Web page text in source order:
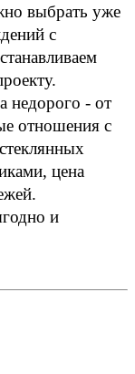
выбрать уже
с
недорого - от
отношения с
цена
и